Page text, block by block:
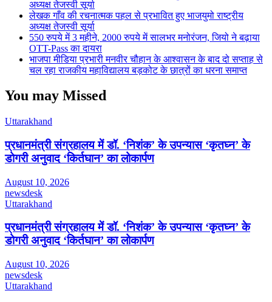
अध्यक्ष तेजस्वी सूर्या
लेखक गाँव की रचनात्मक पहल से प्रभावित हुए भाजयुमो राष्ट्रीय
अध्यक्ष तेजस्वी सूर्या
550 रुपये में 3 महीने, 2000 रुपये में सालभर मनोरंजन, जियो ने बढ़ाया
OTT-Pass का दायरा
भाजपा मीडिया प्रभारी मनवीर चौहान के आश्वासन के बाद दो सप्ताह से
चल रहा राजकीय महाविद्यालय बड़कोट के छात्रों का धरना समाप्त
You may Missed
Uttarakhand
प्रधानमंत्री संग्रहालय में डॉ. ‘निशंक’ के उपन्यास ‘कृतघ्न’ के
डोगरी अनुवाद ‘किर्तघान’ का लोकार्पण
August 10, 2026
newsdesk
Uttarakhand
प्रधानमंत्री संग्रहालय में डॉ. ‘निशंक’ के उपन्यास ‘कृतघ्न’ के
डोगरी अनुवाद ‘किर्तघान’ का लोकार्पण
August 10, 2026
newsdesk
Uttarakhand